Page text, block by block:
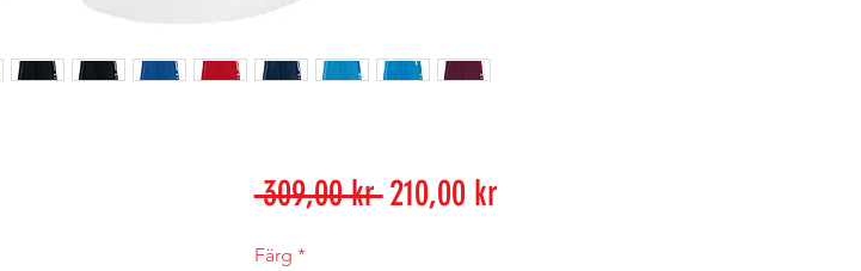
309,00 kr Ordinarie
210,00 krReapris
Färg *